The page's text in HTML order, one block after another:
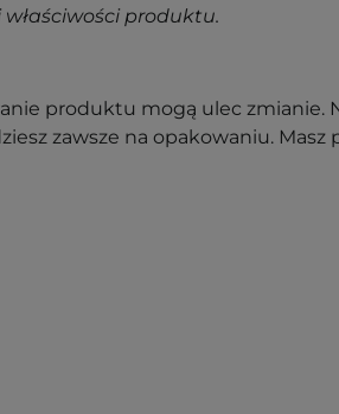
produktu.
produktu mogą ulec zmianie.
zawsze na opakowaniu. Masz